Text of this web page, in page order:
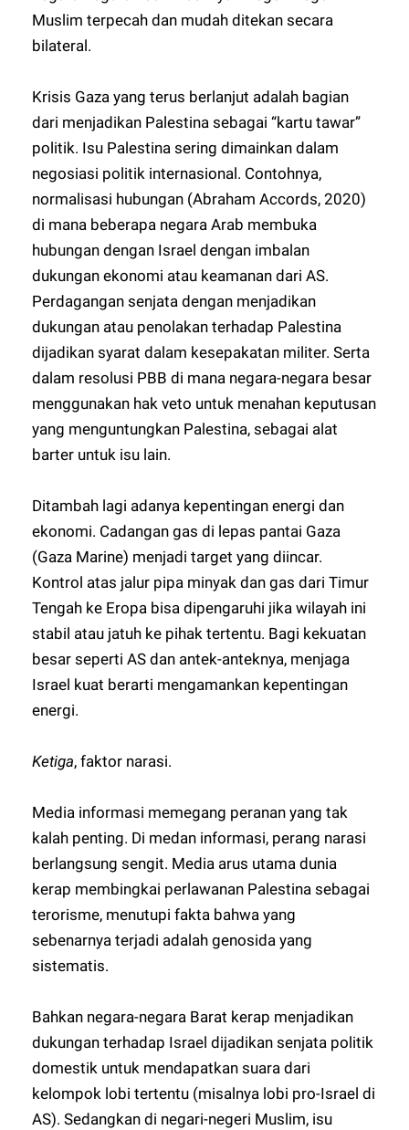
Muslim terpecah dan mudah ditekan secara
bilateral.
Krisis Gaza yang terus berlanjut adalah bagian
dari menjadikan Palestina sebagai “kartu tawar”
politik. Isu Palestina sering dimainkan dalam
negosiasi politik internasional. Contohnya,
normalisasi hubungan (Abraham Accords, 2020)
di mana beberapa negara Arab membuka
hubungan dengan Israel dengan imbalan
dukungan ekonomi atau keamanan dari AS.
Perdagangan senjata dengan menjadikan
dukungan atau penolakan terhadap Palestina
dijadikan syarat dalam kesepakatan militer. Serta
dalam resolusi PBB di mana negara-negara besar
menggunakan hak veto untuk menahan keputusan
yang menguntungkan Palestina, sebagai alat
barter untuk isu lain.
Ditambah lagi adanya kepentingan energi dan
ekonomi. Cadangan gas di lepas pantai Gaza
(Gaza Marine) menjadi target yang diincar.
Kontrol atas jalur pipa minyak dan gas dari Timur
Tengah ke Eropa bisa dipengaruhi jika wilayah ini
stabil atau jatuh ke pihak tertentu. Bagi kekuatan
besar seperti AS dan antek-anteknya, menjaga
Israel kuat berarti mengamankan kepentingan
energi.
Ketiga, faktor narasi.
Media informasi memegang peranan yang tak
kalah penting. Di medan informasi, perang narasi
berlangsung sengit. Media arus utama dunia
kerap membingkai perlawanan Palestina sebagai
terorisme, menutupi fakta bahwa yang
sebenarnya terjadi adalah genosida yang
sistematis.
Bahkan negara-negara Barat kerap menjadikan
dukungan terhadap Israel dijadikan senjata politik
domestik untuk mendapatkan suara dari
kelompok lobi tertentu (misalnya lobi pro-Israel di
AS). Sedangkan di negari-negeri Muslim, isu